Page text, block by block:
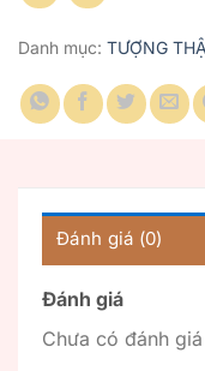
Danh mục: TƯỢNG
Đánh giá (0)
Đánh giá
Chưa có đánh